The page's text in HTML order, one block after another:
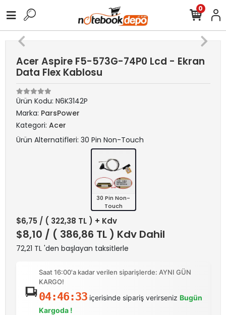
0
Acer Aspire F5-573G-74P0 Lcd - Ekran
Data Flex Kablosu
Ürün Kodu: N6K3142P
Marka: ParsPower
Kategori: Acer
Ürün Alternatifleri: 30 Pin Non-Touch
30 Pin Non-
Touch
$6,75 / ( 322,38 TL ) + Kdv
$8,10 / ( 386,86 TL ) Kdv Dahil
72,21 TL 'den başlayan taksitlerle
Saat 16:00'a kadar verilen siparişlerde: AYNI GÜN
KARGO!
04:46:33içerisinde sipariş verirseniz Bugün
Kargoda !